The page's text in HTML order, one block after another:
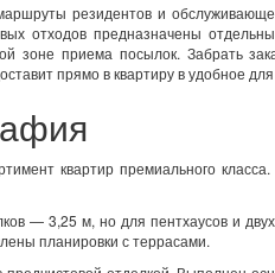
резидентов и
отходов предназначены
зоне приема посылок. Забрать
прямо в квартиру в удобное
квартир премиального
— 3,25 м, но для пентхаусов и
планировки с террасами.